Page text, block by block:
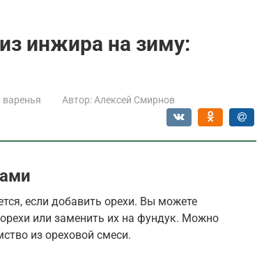
инжира на зиму:
Автор: Алексей Смирнов
если добавить орехи. Вы можете
или заменить их на фундук. Можно
из ореховой смеси.